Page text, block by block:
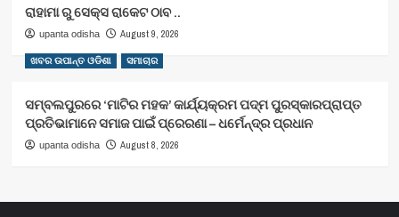
ରାହାମା ରୁ ସେକ୍ସ ରାକେଟ ଠାବ ..
upanta odisha August 9, 2026
ଖବର ଉପାନ୍ତ ଓଡିଶା ସମାଚାର
ସମ୍ବଲପୁରରେ ‘ମାଟିର ମହକ’ କାର୍ଯ୍ୟକ୍ରମ ପଦ୍ମ ପୁରସ୍କାରପ୍ରାପ୍ତ
ପ୍ରତିଭାମାନେ ସମାଜ ପାଇଁ ପ୍ରେରଣା – ଧର୍ମେନ୍ଦ୍ର ପ୍ରଧାନ
upanta odisha August 8, 2026